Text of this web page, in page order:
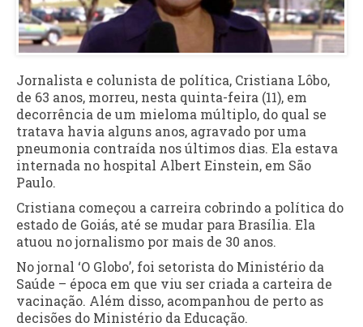
Jornalista e colunista de política, Cristiana Lôbo,
de 63 anos, morreu, nesta quinta-feira (11), em
decorrência de um mieloma múltiplo, do qual se
tratava havia alguns anos, agravado por uma
pneumonia contraída nos últimos dias. Ela estava
internada no hospital Albert Einstein, em São
Paulo.
Cristiana começou a carreira cobrindo a política do
estado de Goiás, até se mudar para Brasília. Ela
atuou no jornalismo por mais de 30 anos.
No jornal ‘O Globo’, foi setorista do Ministério da
Saúde – época em que viu ser criada a carteira de
vacinação. Além disso, acompanhou de perto as
decisões do Ministério da Educação.